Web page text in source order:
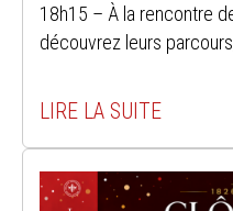
18h15 – À la rencontre
découvrez leurs parcours,
LIRE LA SUITE